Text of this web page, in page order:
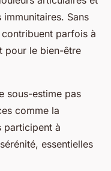
Sans
parfois à
pour le bien-être
sous-estime pas
comme la
participent à
essentielles